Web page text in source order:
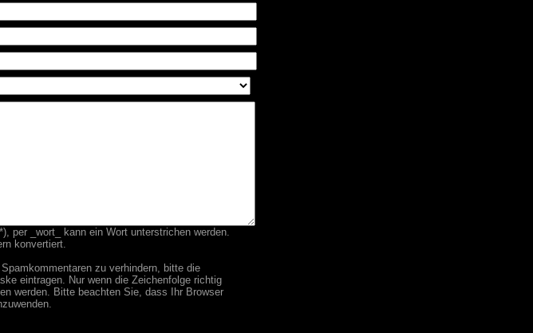
per _wort_ kann ein Wort unterstrichen werden.
konvertiert.
zu verhindern, bitte die
eintragen. Nur wenn die Zeichenfolge richtig
werden. Bitte beachten Sie, dass Ihr Browser